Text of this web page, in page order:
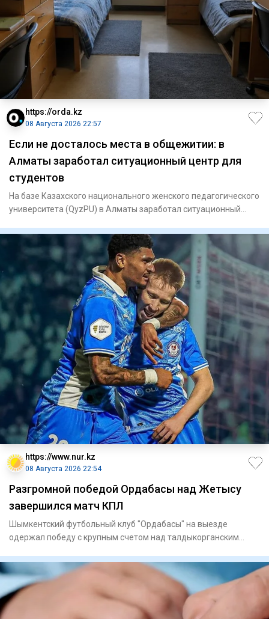
https://orda.kz
08 Августа 2026 22:57
Если не досталось места в общежитии: в
Алматы заработал ситуационный центр для
студентов
На базе Казахского национального женского педагогического
университета (QyzPU) в Алматы заработал ситуационный
https://www.nur.kz
08 Августа 2026 22:54
Разгромной победой Ордабасы над Жетысу
завершился матч КПЛ
Шымкентский футбольный клуб "Ордабасы" на выезде
одержал победу с крупным счетом над талдыкорганским